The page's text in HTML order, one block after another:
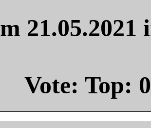
Vote: Top: 0